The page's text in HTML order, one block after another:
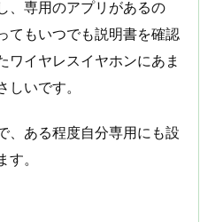
、専用のアプリがあるの
てもいつでも説明書を確認
ワイヤレスイヤホンにあま
いです。
、ある程度自分専用にも設
。